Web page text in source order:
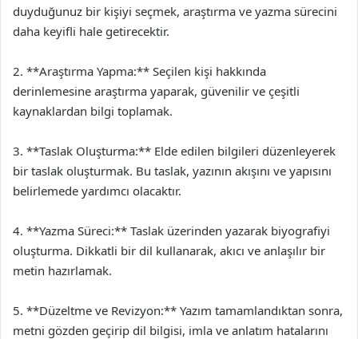
duyduğunuz bir kişiyi seçmek, araştırma ve yazma sürecini
daha keyifli hale getirecektir.
2. **Araştırma Yapma:** Seçilen kişi hakkında
derinlemesine araştırma yaparak, güvenilir ve çeşitli
kaynaklardan bilgi toplamak.
3. **Taslak Oluşturma:** Elde edilen bilgileri düzenleyerek
bir taslak oluşturmak. Bu taslak, yazının akışını ve yapısını
belirlemede yardımcı olacaktır.
4. **Yazma Süreci:** Taslak üzerinden yazarak biyografiyi
oluşturma. Dikkatli bir dil kullanarak, akıcı ve anlaşılır bir
metin hazırlamak.
5. **Düzeltme ve Revizyon:** Yazım tamamlandıktan sonra,
metni gözden geçirip dil bilgisi, imla ve anlatım hatalarını